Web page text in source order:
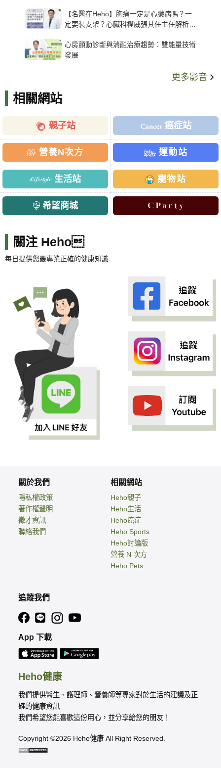
【名醫在Heho】胸痛一定是心臟病嗎？一
定要裝支架？心臟科權威張其任主任解析支
心房顫動診斷與消融治療趨勢：雙能量技術
發展
更多影音
相關網站
親子站 癌症站
營養N次方 運動站
生活站 寵物站
希望商城
關注 Heho
每日提供您最專業正確的健康知識
Heho健康
我們提供醫生、護理師、營養師等專家對於生活的建議及正
確的健康資訊
我們希望您能喜歡這份用心，並分享給您的朋友！
Copyright ©2026 Heho健康 All Right Reserved.
關於我們
隱私權政策
著作權聲明
徵才資訊
聯絡我們
相關網站
Heho親子
Heho生活
Heho癌症
Heho Sports
Heho討論版
營養 N 次方
Heho Pets
追蹤我們
App 下載